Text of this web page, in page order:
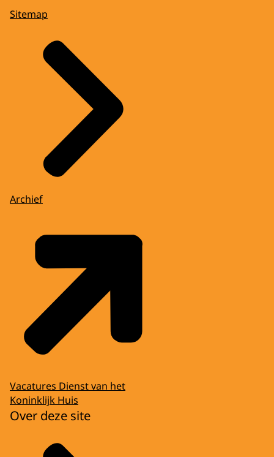
Sitemap
Archief
Vacatures Dienst van het
Koninklijk Huis
Over deze site